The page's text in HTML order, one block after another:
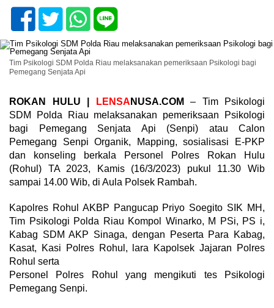
Tim Psikologi SDM Polda Riau melaksanakan pemeriksaan Psikologi bagi
Pemegang Senjata Api
ROKAN HULU | LENSA NUSA.COM – Tim Psikologi
SDM Polda Riau melaksanakan pemeriksaan Psikologi
bagi Pemegang Senjata Api (Senpi) atau Calon
Pemegang Senpi Organik, Mapping, sosialisasi E-PKP
dan konseling berkala Personel Polres Rokan Hulu
(Rohul) TA 2023, Kamis (16/3/2023) pukul 11.30 Wib
sampai 14.00 Wib, di Aula Polsek Rambah.
Kapolres Rohul AKBP Pangucap Priyo Soegito SIK MH,
Tim Psikologi Polda Riau Kompol Winarko, M PSi, PS i,
Kabag SDM AKP Sinaga, dengan Peserta Para Kabag,
Kasat, Kasi Polres Rohul, lara Kapolsek Jajaran Polres
Rohul serta
Personel Polres Rohul yang mengikuti tes Psikologi
Pemegang Senpi.